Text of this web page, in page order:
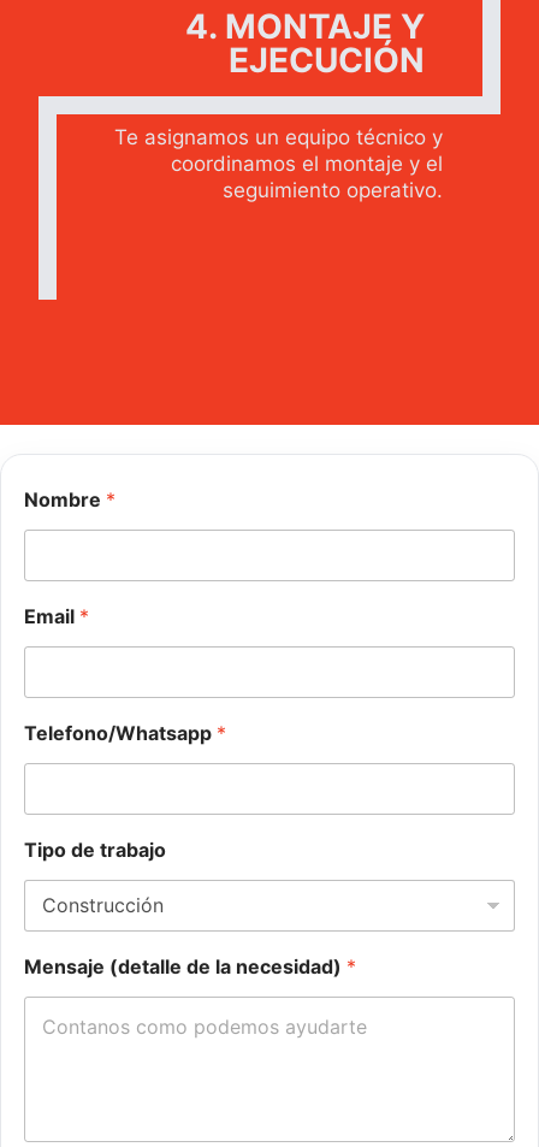
4. MONTAJE Y
EJECUCIÓN
Te asignamos un equipo técnico y
coordinamos el montaje y el
seguimiento operativo.
Nombre *
Email *
Telefono/Whatsapp *
T
e
l
f
n
o
s
Tipo de trabajo
Mensaje (detalle de la necesidad) *